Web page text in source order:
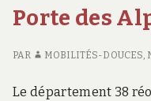
I
s
r
,
Porte des
PAR MOBILITÉS-DOUCES,
Le département 38